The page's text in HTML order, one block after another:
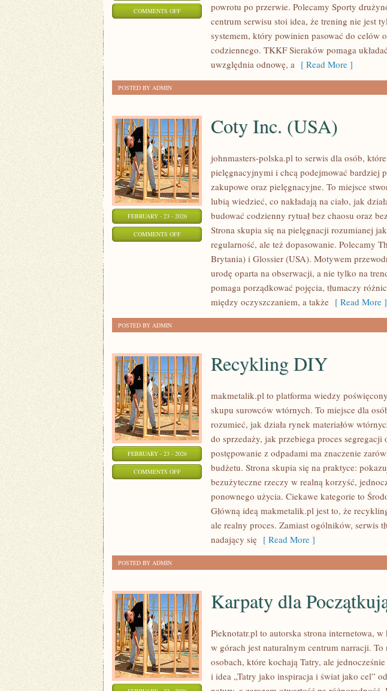
COMMENTS OFFON
INDYWIDUALNE
powrotu po przerwie. Polecamy Sporty
centrum serwisu stoi idea, że trening nie jest
systemem, który powinien pasować do celów
codziennego. TKKF Sieraków pomaga
uwzględnia odnowę, a [ Read More ]
POSTED BY ADMIN
FEBRUARY - 23 - 2026
COMMENTS OFFON
Coty Inc. (USA)
johnmasters-polska.pl to serwis dla osób,
pielęgnacyjnymi i chcą podejmować bardziej
zakupowe oraz pielęgnacyjne. To miejsce
lubią wiedzieć, co nakładają na ciało, jak
budować codzienny rytuał bez chaosu oraz
Strona skupia się na pielęgnacji rozumianej
regularność, ale też dopasowanie. Polecamy
Brytania) i Glossier (USA). Motywem
urodę oparta na obserwacji, a nie tylko na
pomaga porządkować pojęcia, tłumaczy
między oczyszczaniem, a także [ Read More ]
POSTED BY ADMIN
FEBRUARY - 23 - 2026
COMMENTS OFFON
RECYKLING
Recykling DIY
makmetalik.pl to platforma wiedzy
skupu surowców wtórnych. To miejsce dla
rozumieć, jak działa rynek materiałów
do sprzedaży, jak przebiega proces segregacji
postępowanie z odpadami ma znaczenie
budżetu. Strona skupia się na praktyce:
bezużyteczne rzeczy w realną korzyść,
ponownego użycia. Ciekawe kategorie to
Główną ideą makmetalik.pl jest to, że
ale realny proces. Zamiast ogólników, serwis
nadający się [ Read More ]
POSTED BY ADMIN
Karpaty dla
Pieknotatr.pl to autorska strona internetowa,
w górach jest naturalnym centrum narracji. To
osobach, które kochają Tatry, ale
i idea „Tatry jako inspiracja i świat jako cel”